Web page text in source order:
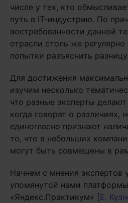
числе у тех, кто
путь в IT-индустрию. По
востребованности данной
отрасли столь же
попытки разъяснить разницу.
Для достижения
изучим несколько
что разные эксперты
когда говорят о различиях,
единогласно признают
то, что в небольших
могут быть совмещены в
Начнем с мнения экспертов
упомянутой нами платформы
«Яндекс.Практикум» [Е.